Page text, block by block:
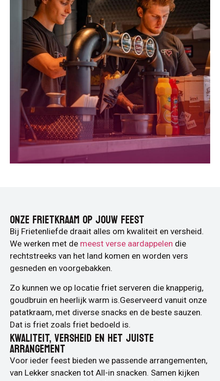
ONZE FRIETKRAAM OP JOUW FEEST
Bij Frietenliefde draait alles om kwaliteit en versheid.
We werken met de meest verse aardappelen die
rechtstreeks van het land komen en worden vers
gesneden en voorgebakken.
Zo kunnen we op locatie friet serveren die knapperig,
goudbruin en heerlijk warm is.Geserveerd vanuit onze
patatkraam, met diverse snacks en de beste sauzen.
Dat is friet zoals friet bedoeld is.
KWALITEIT, VERSHEID EN HET JUISTE
ARRANGEMENT
Voor ieder feest bieden we passende arrangementen,
van Lekker snacken tot All-in snacken. Samen kijken